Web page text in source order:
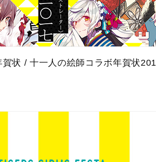
状 / 十一人の絵師コラボ年賀状